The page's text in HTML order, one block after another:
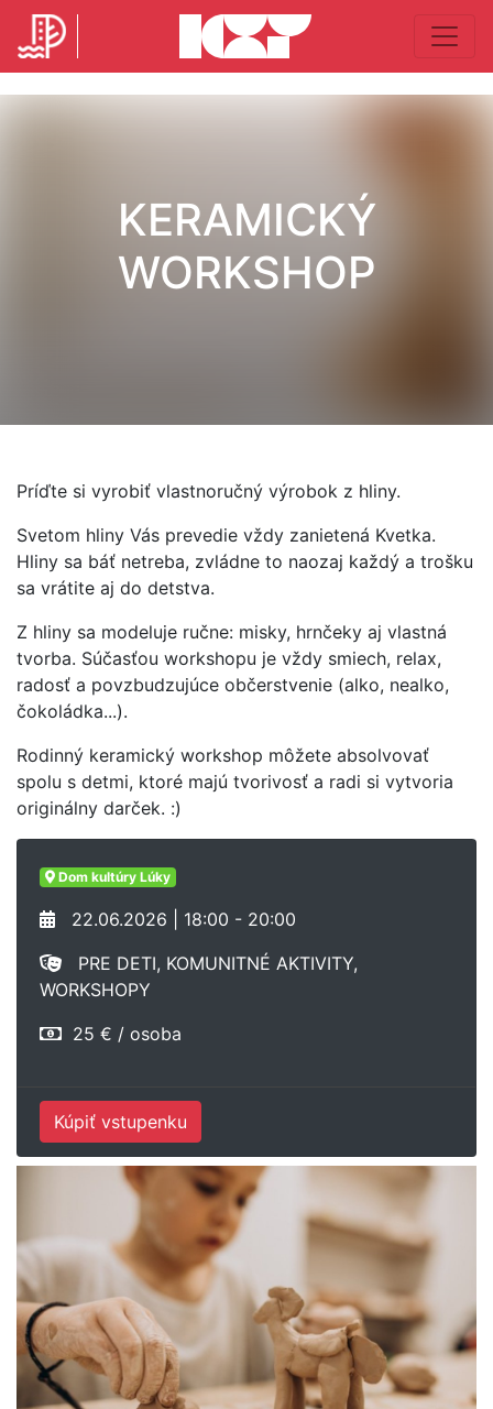
KERAMICKÝ
WORKSHOP
Príďte si vyrobiť vlastnoručný výrobok z hliny.
Svetom hliny Vás prevedie vždy zanietená Kvetka.
Hliny sa báť netreba, zvládne to naozaj každý a trošku
sa vrátite aj do detstva.
Z hliny sa modeluje ručne: misky, hrnčeky aj vlastná
tvorba. Súčasťou workshopu je vždy smiech, relax,
radosť a povzbudzujúce občerstvenie (alko, nealko,
čokoládka...).
Rodinný keramický workshop môžete absolvovať
spolu s detmi, ktoré majú tvorivosť a radi si vytvoria
originálny darček. :)
Dom kultúry Lúky
22.06.2026 | 18:00 - 20:00
PRE DETI, KOMUNITNÉ AKTIVITY,
WORKSHOPY
25 € / osoba
Kúpiť vstupenku